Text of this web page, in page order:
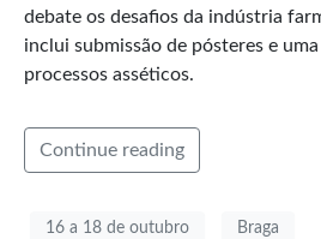
debate os desafios da indústria
inclui submissão de pósteres e
processos asséticos.
Continue reading
16 a 18 de outubro Braga